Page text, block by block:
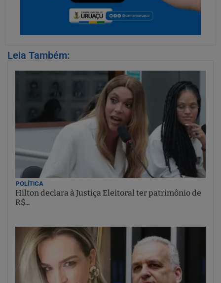
Leia Também:
POLÍTICA
Hilton declara à Justiça Eleitoral ter patrimônio de
R$...